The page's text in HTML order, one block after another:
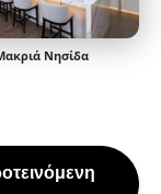
Νησίδα